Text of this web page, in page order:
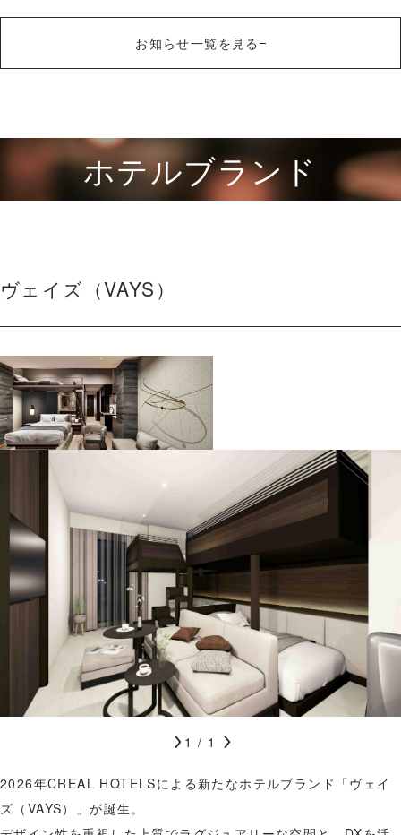
お知らせ一覧を見る
ホテルブランド
ヴェイズ（VAYS）
Y
S
1 / 1
2026年CREAL HOTELSによる新たなホテルブランド「ヴェイ
ズ（VAYS）」が誕生。